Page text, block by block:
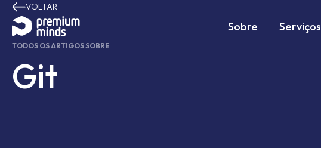
Avançar para o conteúdo
Sobre Serviços
VOLTAR
TODOS OS ARTIGOS SOBRE
Git